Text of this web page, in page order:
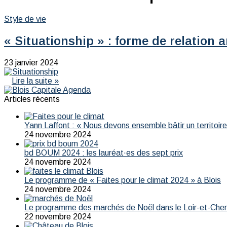
Style de vie
« Situationship » : forme de relation
23 janvier 2024
Lire la suite »
Articles récents
Yann Laffont : « Nous devons ensemble bâtir un
24 novembre 2024
bd BOUM 2024 : les lauréat·es des sept prix
24 novembre 2024
Le programme de « Faites pour le climat 2024 » à Blois
24 novembre 2024
Le programme des marchés de Noël dans le Loir-et-
22 novembre 2024